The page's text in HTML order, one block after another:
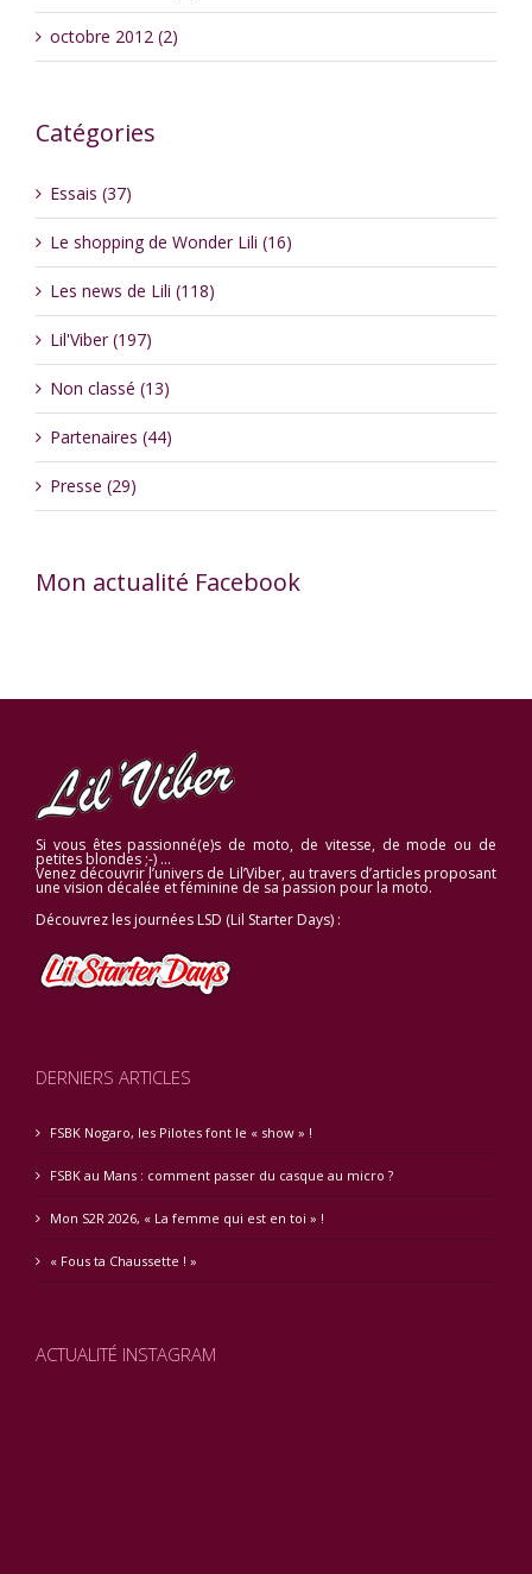
octobre 2012 (2)
Catégories
Essais (37)
Le shopping de Wonder Lili (16)
Les news de Lili (118)
Lil'Viber (197)
Non classé (13)
Partenaires (44)
Presse (29)
Mon actualité Facebook
Si vous êtes passionné(e)s de moto, de vitesse, de mode ou de
petites blondes ;-) …
Venez découvrir l’univers de Lil’Viber, au travers d’articles proposant
une vision décalée et féminine de sa passion pour la moto.
Découvrez les journées LSD (Lil Starter Days) :
DERNIERS ARTICLES
FSBK Nogaro, les Pilotes font le « show » !
FSBK au Mans : comment passer du casque au micro ?
Mon S2R 2026, « La femme qui est en toi » !
« Fous ta Chaussette ! »
ACTUALITÉ INSTAGRAM